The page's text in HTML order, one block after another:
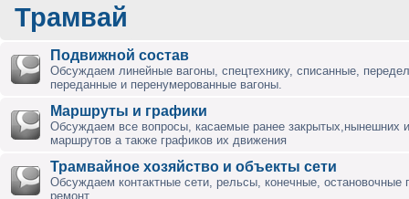
Трамвай
Подвижной состав
Обсуждаем линейные вагоны, спецтехнику, списанные,
переданные и перенумерованные вагоны.
Маршруты и графики
Обсуждаем все вопросы, касаемые ранее закрытых,нынешних
маршрутов а также графиков их движения
Трамвайное хозяйство и объекты сети
Обсуждаем контактные сети, рельсы, конечные, остановочные
ремонт